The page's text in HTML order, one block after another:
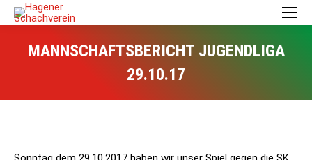
MANNSCHAFTSBERICHT JUGENDLIGA
29.10.17